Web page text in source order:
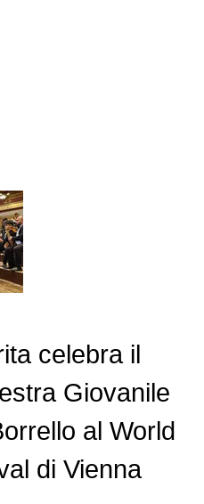
celebra il
Giovanile
al World
di Vienna